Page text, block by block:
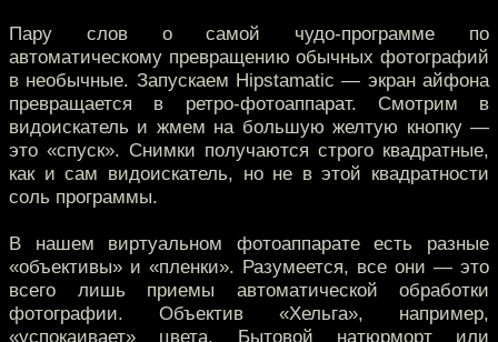
Пару слов о самой чудо-программе по
автоматическому превращению обычных фотографий
в необычные. Запускаем Hipstamatic — экран айфона
превращается в ретро-фотоаппарат. Смотрим в
видоискатель и жмем на большую желтую кнопку —
это «спуск». Снимки получаются строго квадратные,
как и сам видоискатель, но не в этой квадратности
соль программы.
В нашем виртуальном фотоаппарате есть разные
«объективы» и «пленки». Разумеется, все они — это
всего лишь приемы автоматической обработки
фотографии. Объектив «Хельга», например,
«успокаивает» цвета. Бытовой натюрморт или